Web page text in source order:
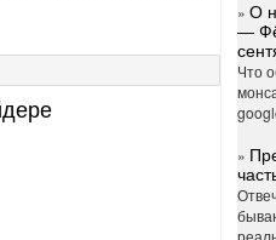
»О
—
Что
»